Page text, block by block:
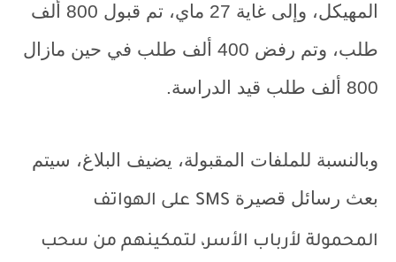
المهيكل، وإلى غاية 27 ماي، تم قبول 800 ألف
طلب، وتم رفض 400 ألف طلب في حين مازال
800 ألف طلب قيد الدراسة.
وبالنسبة للملفات المقبولة، يضيف البلاغ، سيتم
بعث رسائل قصيرة SMS على الهواتف
المحمولة لأرباب الأسر، لتمكينهم من سحب